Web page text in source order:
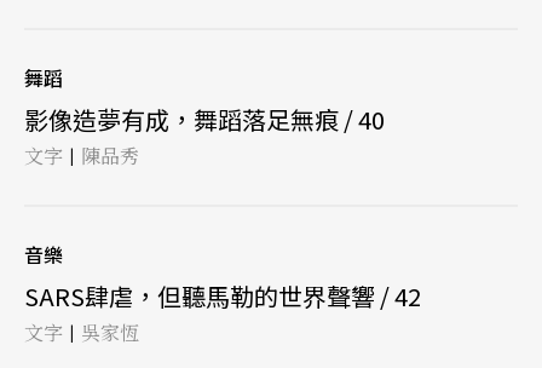
舞蹈
影像造夢有成，舞蹈落足無痕 / 40
文字 | 陳品秀
音樂
SARS肆虐，但聽馬勒的世界聲響 / 42
文字 | 吳家恆